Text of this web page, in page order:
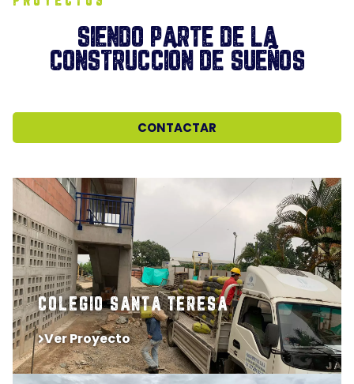
SIENDO PARTE DE LA
CONSTRUCCIÓN DE SUEÑOS
CONTACTAR
COLEGIO SANTA TERESA
Ver Proyecto